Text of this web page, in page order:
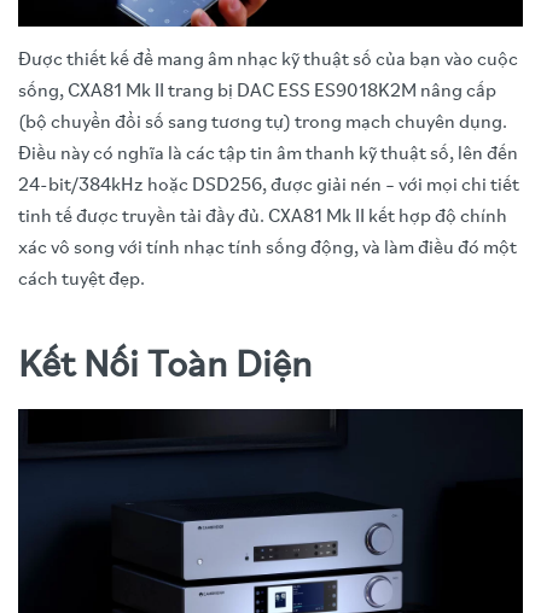
Được thiết kế để mang âm nhạc kỹ thuật số của bạn vào cuộc
sống, CXA81 Mk II trang bị DAC ESS ES9018K2M nâng cấp
(bộ chuyển đổi số sang tương tự) trong mạch chuyên dụng.
Điều này có nghĩa là các tập tin âm thanh kỹ thuật số, lên đến
24-bit/384kHz hoặc DSD256, được giải nén – với mọi chi tiết
tinh tế được truyền tải đầy đủ. CXA81 Mk II kết hợp độ chính
xác vô song với tính nhạc tính sống động, và làm điều đó một
cách tuyệt đẹp.
Kết Nối Toàn Diện